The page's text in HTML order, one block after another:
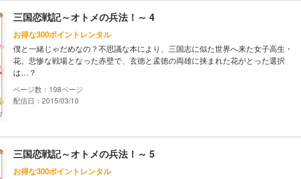
三国恋戦記～オトメの兵法！～ 4
お得な300ポイントレンタル
僕と一緒じゃだめなの？不思議な本により、三国志に似た世界へ来た女子高生・
花。悲惨な戦場となった赤壁で、玄徳と孟徳の両雄に挟まれた花がとった選択
は…？
198
配信日：2015/03/10
三国恋戦記～オトメの兵法！～ 5
お得な300ポイントレンタル